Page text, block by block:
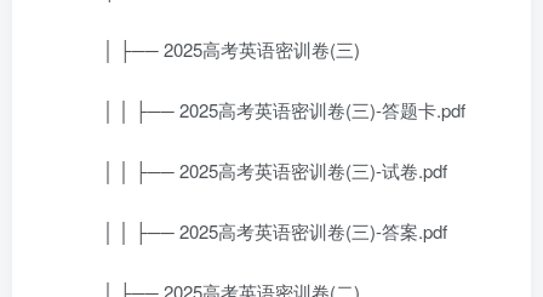
│ ├── 2025高考英语密训卷(三)
│ │ ├── 2025高考英语密训卷(三)-答题卡.pdf
│ │ ├── 2025高考英语密训卷(三)-试卷.pdf
│ │ ├── 2025高考英语密训卷(三)-答案.pdf
│ ├── 2025高考英语密训卷(二)